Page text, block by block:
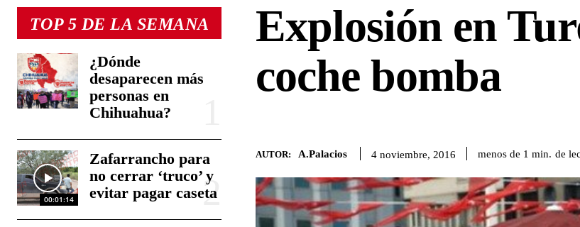
TOP 5 DE LA SEMANA
¿Dónde
desaparecen más
personas en
Chihuahua?
00:01:14
Zafarrancho para
no cerrar ‘truco’ y
evitar pagar caseta
Explosión en
coche bomba
AUTOR: A.Palacios 4 noviembre, 2016 menos de 1 min. de